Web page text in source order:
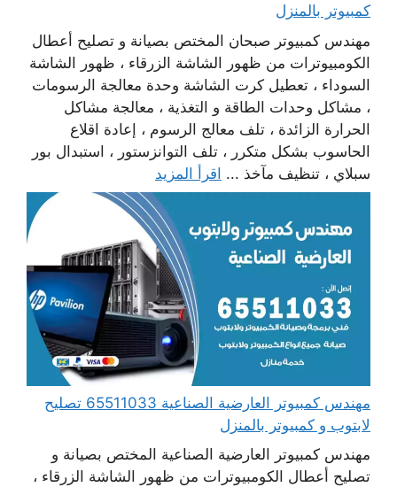
كمبيوتر بالمنزل
مهندس كمبيوتر صبحان المختص بصيانة و تصليح أعطال
الكومبيوترات من ظهور الشاشة الزرقاء ، ظهور الشاشة
السوداء ، تعطيل كرت الشاشة وحدة معالجة الرسومات
، مشاكل وحدات الطاقة و التغذية ، معالجة مشاكل
الحرارة الزائدة ، تلف معالج الرسوم ، إعادة اقلاع
الحاسوب بشكل متكرر ، تلف التوانزستور ، استبدال بور
سبلاي ، تنظيف مآخذ ... اقرأ المزيد
مهندس كمبيوتر العارضية الصناعية 65511033 تصليح
لابتوب و كمبيوتر بالمنزل
مهندس كمبيوتر العارضية الصناعية المختص بصيانة و
تصليح أعطال الكومبيوترات من ظهور الشاشة الزرقاء ،